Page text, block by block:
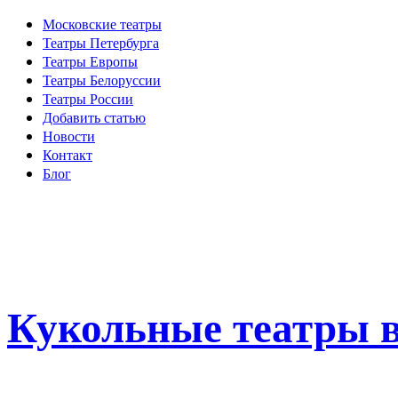
Московские театры
Театры Петербурга
Театры Европы
Театры Белоруссии
Театры России
Добавить статью
Новости
Контакт
Блог
Кукольные театры